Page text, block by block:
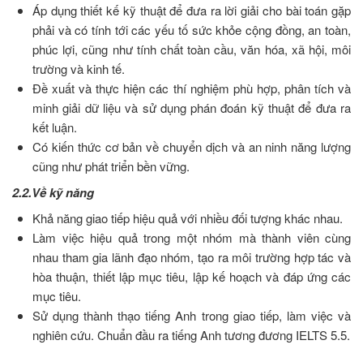
Áp dụng thiết kế kỹ thuật để đưa ra lời giải cho bài toán gặp
phải và có tính tới các yếu tố sức khỏe cộng đồng, an toàn,
phúc lợi, cũng như tính chất toàn cầu, văn hóa, xã hội, môi
trường và kinh tế.
Đề xuất và thực hiện các thí nghiệm phù hợp, phân tích và
minh giải dữ liệu và sử dụng phán đoán kỹ thuật để đưa ra
kết luận.
Có kiến thức cơ bản về chuyển dịch và an ninh năng lượng
cũng như phát triển bền vững.
2.2.Về kỹ năng
Khả năng giao tiếp hiệu quả với nhiều đối tượng khác nhau.
Làm việc hiệu quả trong một nhóm mà thành viên cùng
nhau tham gia lãnh đạo nhóm, tạo ra môi trường hợp tác và
hòa thuận, thiết lập mục tiêu, lập kế hoạch và đáp ứng các
mục tiêu.
Sử dụng thành thạo tiếng Anh trong giao tiếp, làm việc và
nghiên cứu. Chuẩn đầu ra tiếng Anh tương đương IELTS 5.5.